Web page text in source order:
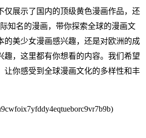
仅展示了国内的顶级黄色漫画作品，还
知名的漫画，带你探索全球的漫画文
的美少女漫画感兴趣，还是对欧洲的成
趣，这里都有你想看的内容。我们希望
让你感受到全球漫画文化的多样性和丰